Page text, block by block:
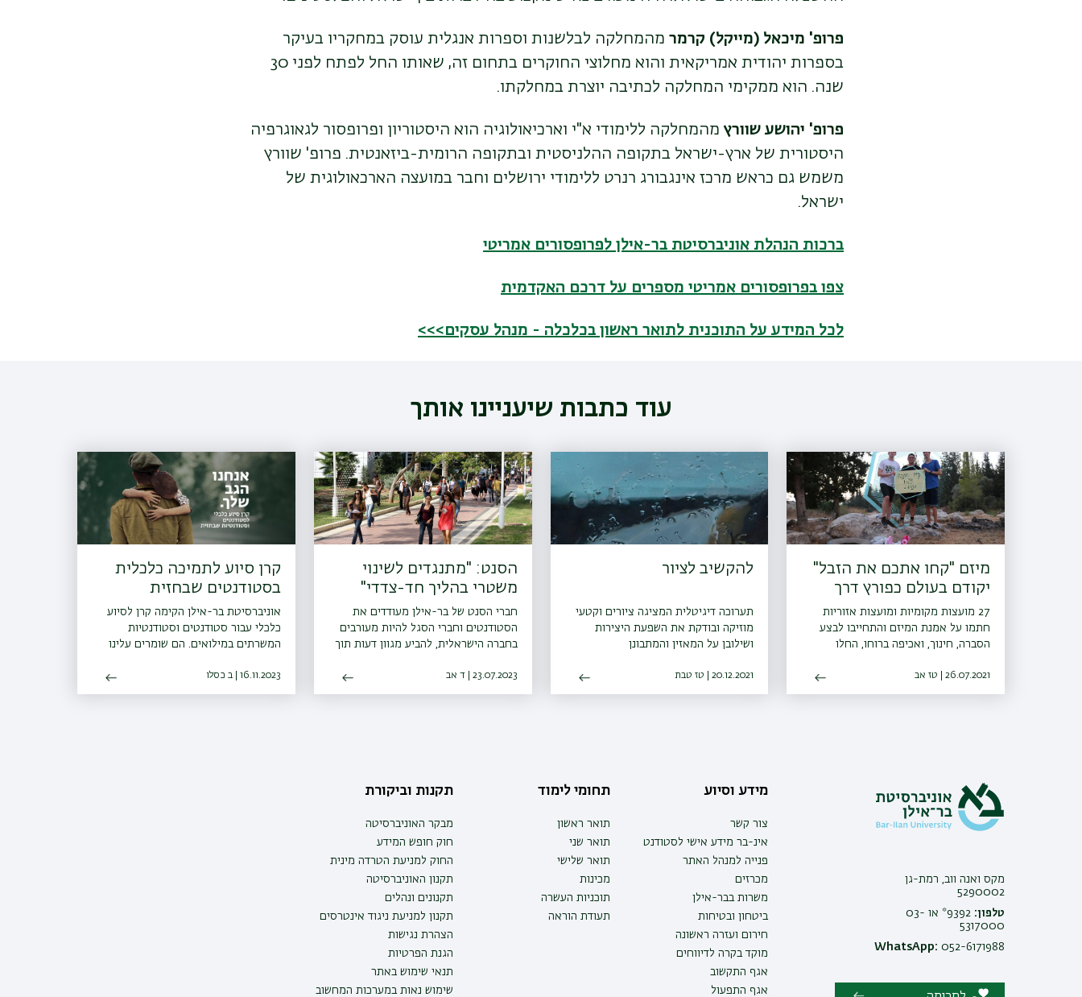
פרופ' מיכאל (מייקל) קרמר מהמחלקה לבלשנות וספרות אנגלית עוסק במחקריו בעיקר
בספרות יהודית אמריקאית והוא מחלוצי החוקרים בתחום זה, שאותו החל לפתח לפני 30
שנה. הוא ממקימי המחלקה לכתיבה יוצרת במחלקתו.
פרופ' יהושע שוורץמהמחלקה ללימודי א"י וארכיאולוגיה הוא היסטוריון ופרופסור לגאוגרפיה
היסטורית של ארץ-ישראל בתקופה ההלניסטית ובתקופה הרומית-ביזאנטית. פרופ' שוורץ
משמש גם כראש מרכז אינגבורג רנרט ללימודי ירושלים וחבר במועצה הארכאולוגית של
ישראל.
ברכות הנהלת אוניברסיטת בר-אילן לפרופסורים אמריטי
צפו בפרופסורים אמריטי מספרים על דרכם האקדמית
לכל המידע על התוכנית לתואר ראשון בכלכלה - מנהל עסקים>>>
עוד כתבות שיעניינו אותך
מיזם "קחו אתכם את הזבל"
יקודם בעולם כפורץ דרך
27 מועצות מקומיות ומועצות אזוריות
חתמו על אמנת המיזם והתחייבו לבצע
הסברה, חינוך, ואכיפה ברוחו, החלו
ו-30 רשויות נוספות הביעו נכונות
להצטרף גם הן למיזם
26.07.2021 | טז אב
להקשיב לציור
תערוכה דיגיטלית המציגה ציורים וקטעי
מוזיקה ובודקת את השפעת היצירות
ושילובן על המאזין והמתבונן
20.12.2021 | טז טבת
הסנט: "מתנגדים לשינוי
משטרי בהליך חד-צדדי"
חברי הסנט של בר-אילן מעודדים את
הסטודנטים וחברי הסגל להיות מעורבים
בחברה הישראלית, להביע מגוון דעות תוך
23.07.2023 | ד אב
קרן סיוע לתמיכה כלכלית
בסטודנטים שבחזית
אוניברסיטת בר-אילן הקימה קרן לסיוע
כלכלי עבור סטודנטים וסטודנטיות
המשרתים במילואים. הם שומרים עלינו
16.11.2023 | ב כסלו
מקס ואנה ווב, רמת-גן
5290002
טלפון:
9392* או 03-
5317000
WhatsApp: 052-6171988
מידע וסיוע
צור קשר
אינ-בר מידע אישי לסטודנט
פנייה למנהל האתר
מכרזים
משרות בבר-אילן
ביטחון ובטיחות
חירום ועזרה ראשונה
מוקד בקרה לדיווחים
אגף התקשוב
אגף התפעול
תחומי לימוד
תואר ראשון
תואר שני
תואר שלישי
מכינות
תוכניות העשרה
תעודת הוראה
תקנות וביקורת
מבקר האוניברסיטה
חוק חופש המידע
החוק למניעת הטרדה מינית
תקנון האוניברסיטה
תקנונים ונהלים
תקנון למניעת ניגוד אינטרסים
הצהרת נגישות
הגנת הפרטיות
תנאי שימוש באתר
שימוש נאות במערכות המחשוב